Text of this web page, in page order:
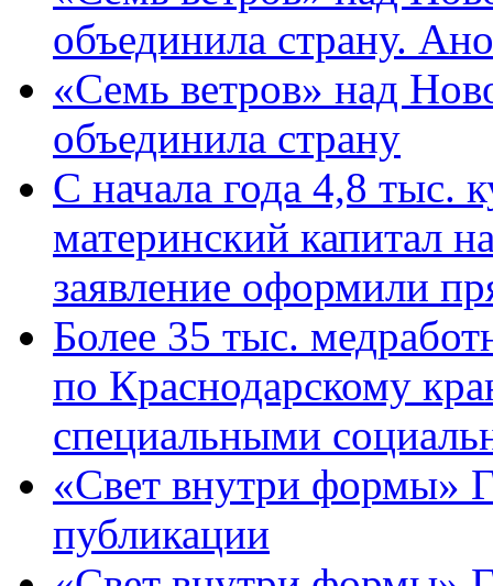
объединила страну.
«Семь ветров» над
объединила страну
С начала года 4,8 тыс.
материнский капитал
заявление оформили
Более 35 тыс.
по Краснодарскому
специальными
«Свет внутри формы»
публикации